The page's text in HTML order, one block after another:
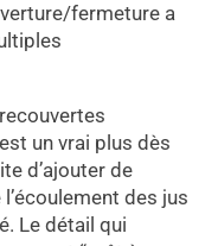
fermeture a
un vrai plus dès
d’ajouter de
des jus
Le détail qui